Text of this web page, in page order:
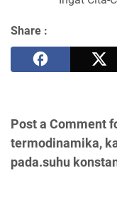
Share :
Post a Comment
termodinamika,
pada.suhu